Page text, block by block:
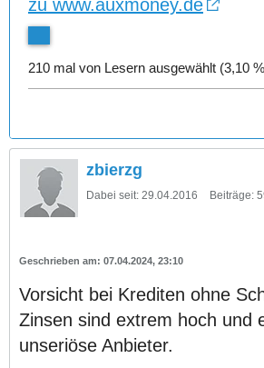
zu www.auxmoney.de
210 mal von Lesern ausgewählt (3,10
zbierzg
Dabei seit: 29.04.2016 Beiträge:
07.04.2024, 23:10
Vorsicht bei Krediten ohne
Zinsen sind extrem hoch und
unseriöse Anbieter.